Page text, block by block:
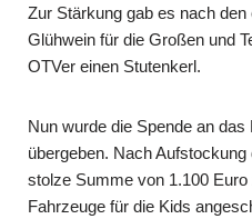
Zur Stärkung gab es nach den
Glühwein für die Großen und
OTVer einen Stutenkerl.
Nun wurde die Spende an
übergeben. Nach
stolze Summe von 1.100
Fahrzeuge für die Kids